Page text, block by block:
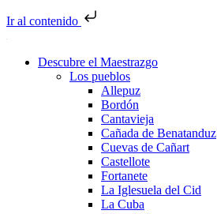
Ir al contenido
Descubre el Maestrazgo
Los pueblos
Allepuz
Bordón
Cantavieja
Cañada de Benatanduz
Cuevas de Cañart
Castellote
Fortanete
La Iglesuela del Cid
La Cuba